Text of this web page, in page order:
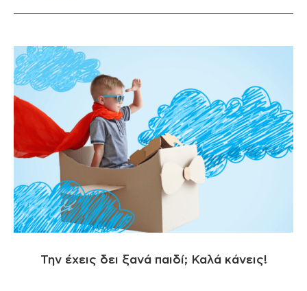
Την έχεις δει ξανά παιδί; Καλά κάνεις!